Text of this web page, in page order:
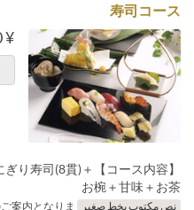
寿司コース
¥ 14,000
＋にぎり寿司(8貫)＋
お椀＋甘味＋お茶
نص مكتوب بخط صغير
案内となりま